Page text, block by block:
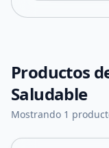
Productos
Saludable
Mostrando 1